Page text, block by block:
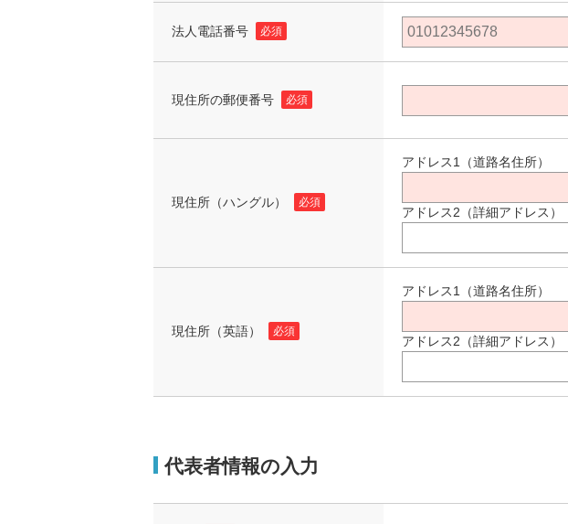
法人電話番号 必須
現住所の郵便番号 必須
現住所（ハングル） 必須
アドレス1（道路名住所）
アドレス2（詳細アドレス）
現住所（英語） 必須
アドレス1（道路名住所）
アドレス2（詳細アドレス）
代表者情報の入力